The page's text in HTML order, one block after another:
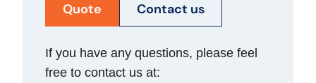
Quote Contact us
If you have any questions, please feel
free to contact us at: